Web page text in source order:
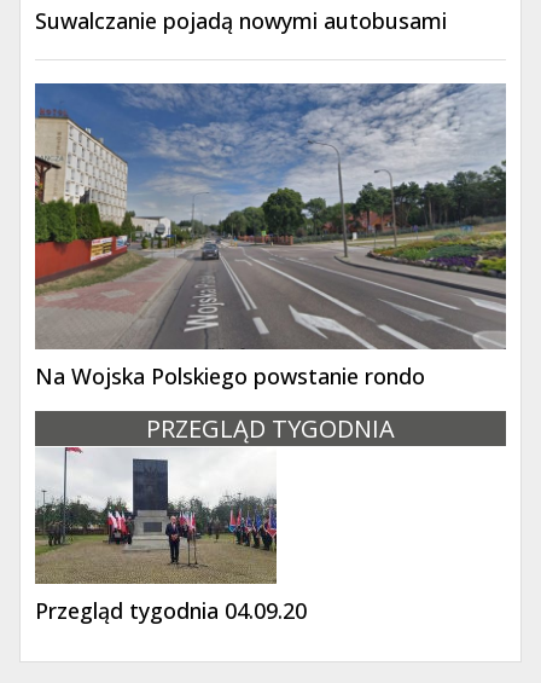
Suwalczanie pojadą nowymi autobusami
Na Wojska Polskiego powstanie rondo
PRZEGLĄD TYGODNIA
Przegląd tygodnia 04.09.20